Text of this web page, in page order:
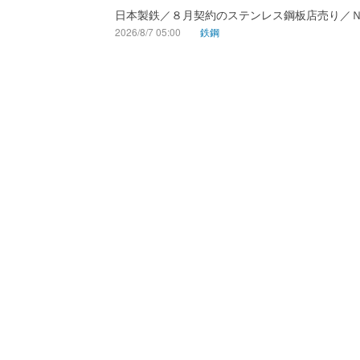
日本製鉄／８月契約のステンレス鋼板店売り／
2026/8/7 05:00 鉄鋼